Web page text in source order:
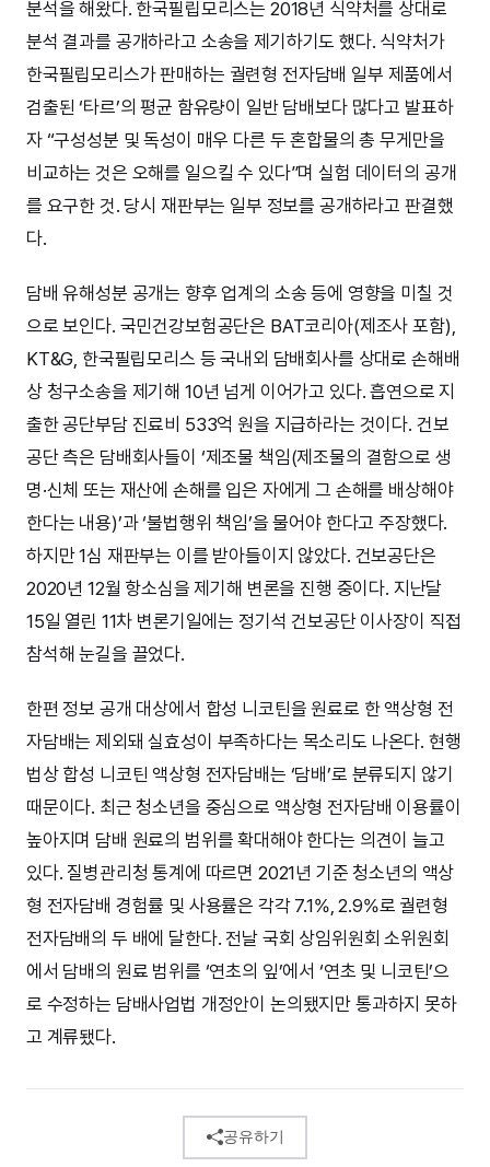
분석을 해왔다. 한국필립모리스는 2018년 식약처를 상대로
분석 결과를 공개하라고 소송을 제기하기도 했다. 식약처가
한국필립모리스가 판매하는 궐련형 전자담배 일부 제품에서
검출된 ‘타르’의 평균 함유량이 일반 담배보다 많다고 발표하
자 “구성성분 및 독성이 매우 다른 두 혼합물의 총 무게만을
비교하는 것은 오해를 일으킬 수 있다”며 실험 데이터의 공개
를 요구한 것. 당시 재판부는 일부 정보를 공개하라고 판결했
다.
담배 유해성분 공개는 향후 업계의 소송 등에 영향을 미칠 것
으로 보인다. 국민건강보험공단은 BAT코리아(제조사 포함),
KT&G, 한국필립모리스 등 국내외 담배회사를 상대로 손해배
상 청구소송을 제기해 10년 넘게 이어가고 있다. 흡연으로 지
출한 공단부담 진료비 533억 원을 지급하라는 것이다. 건보
공단 측은 담배회사들이 ‘제조물 책임(제조물의 결함으로 생
명·신체 또는 재산에 손해를 입은 자에게 그 손해를 배상해야
한다는 내용)’과 ‘불법행위 책임’을 물어야 한다고 주장했다.
하지만 1심 재판부는 이를 받아들이지 않았다. 건보공단은
2020년 12월 항소심을 제기해 변론을 진행 중이다. 지난달
15일 열린 11차 변론기일에는 정기석 건보공단 이사장이 직접
참석해 눈길을 끌었다.
한편 정보 공개 대상에서 합성 니코틴을 원료로 한 액상형 전
자담배는 제외돼 실효성이 부족하다는 목소리도 나온다. 현행
법상 합성 니코틴 액상형 전자담배는 ‘담배’로 분류되지 않기
때문이다. 최근 청소년을 중심으로 액상형 전자담배 이용률이
높아지며 담배 원료의 범위를 확대해야 한다는 의견이 늘고
있다. 질병관리청 통계에 따르면 2021년 기준 청소년의 액상
형 전자담배 경험률 및 사용률은 각각 7.1%, 2.9%로 궐련형
전자담배의 두 배에 달한다. 전날 국회 상임위원회 소위원회
에서 담배의 원료 범위를 ‘연초의 잎’에서 ‘연초 및 니코틴’으
로 수정하는 담배사업법 개정안이 논의됐지만 통과하지 못하
고 계류됐다.
공유하기